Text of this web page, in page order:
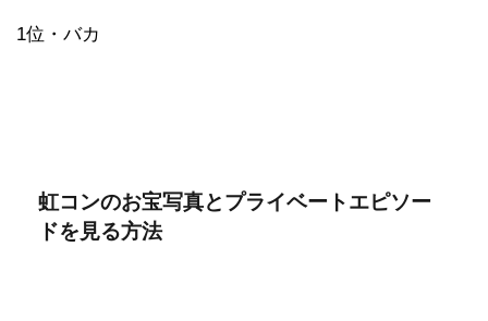
1位・バカ
虹コンのお宝写真とプライベートエピソー
ドを見る方法